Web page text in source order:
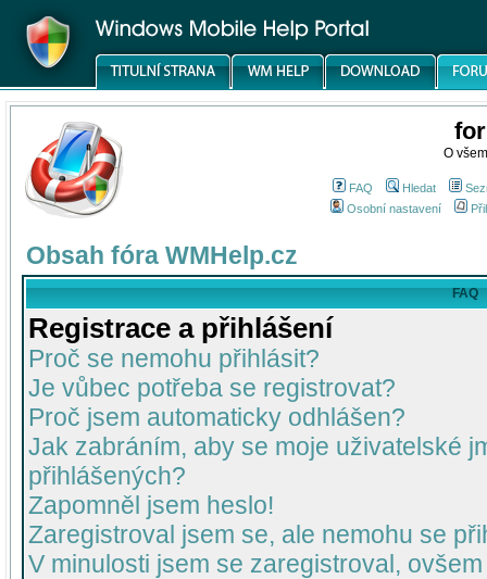
O
FAQ Hledat
Osobní nastavení
Obsah fóra WMHelp.cz
FAQ
Registrace a přihlášení
Proč se nemohu přihlásit?
Je vůbec potřeba se registrovat?
Proč jsem automaticky odhlášen?
Jak zabráním, aby se moje uživatelské
přihlášených?
Zapomněl jsem heslo!
Zaregistroval jsem se, ale nemohu se
V minulosti jsem se zaregistroval,